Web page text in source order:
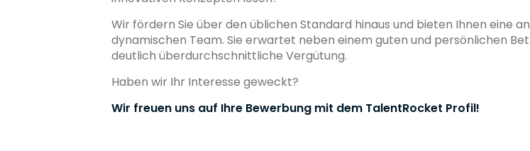
Wir fördern Sie über den üblichen Standard hinaus und bieten Ihnen eine
dynamischen Team. Sie erwartet neben einem guten und persönlichen
deutlich überdurchschnittliche Vergütung.
Haben wir Ihr Interesse geweckt?
Wir freuen uns auf Ihre Bewerbung mit dem TalentRocket Profil!